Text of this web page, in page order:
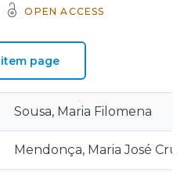
OPEN ACCESS
page
Sousa, Maria Filomena
Mendonça, Maria José